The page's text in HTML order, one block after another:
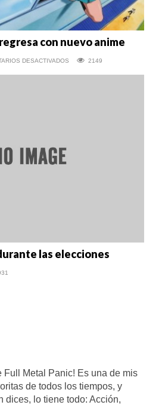
con nuevo anime
DESACTIVADOS
METAL
2149
las elecciones
Full Metal Panic! Es una de mis
de todos los tiempos, y
dices, lo tiene todo: Acción,